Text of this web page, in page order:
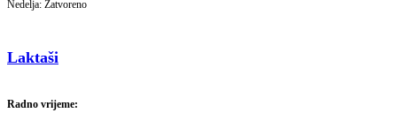
Nedelja: Zatvoreno
Laktaši
Radno vrijeme: